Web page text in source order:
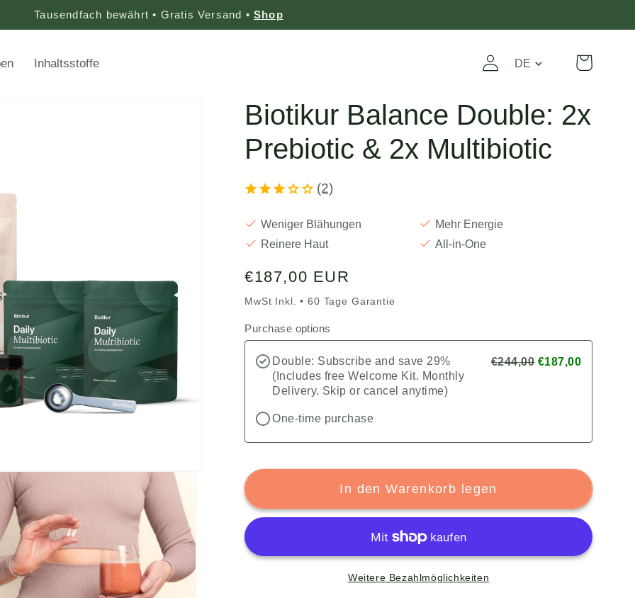
Tausendfach bewährt • Gratis Versand • Shop
Inhaltsstoffe EinloggenTranslationWarenkorb
Biotikur Balance Double: 2x
Prebiotic & 2x Multibiotic
(2)
Weniger Blähungen
Mehr Energie
Reinere Haut
All-in-One
Normaler
Preis
€187,00 EUR
MwSt Inkl. • 60 Tage Garantie
Purchase options
Double: Subscribe and save 29%
(Includes free Welcome Kit. Monthly
Delivery. Skip or cancel anytime)
€244,00 €187,00
One-time purchase
In den Warenkorb legen
Weitere Bezahlmöglichkeiten